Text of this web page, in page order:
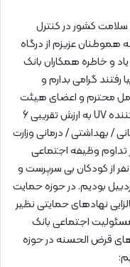
کشور در کنترل
هموطنان عزیزم از درگاه
و خاطره همکاران بانک
رفتند گرامی بدارم و
عامل محترم و اعضای هیئت
مدیره بانک ، تعداد120 دستگاه ضد عفونی کننده UV به ارزش تقریبی 6
/ بهداشتی / درمانی وزارت
تداوم وظیفه اجتماعی
بانک ، در هفته بهزیستی امسال میزبان 200 نفر از کودکان بی سرپرست و
بودیم. در حوزه حمایت
نهادهای حمایتی نظیر
مسئولیت اجتماعی بانک
قرض الحسنه در حوزه